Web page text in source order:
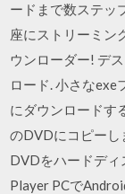
ードまで数ステッ
座にストリーミン
ウンローダー! デ
ロード. 小さなexe
にダウンロードす
のDVDにコピー
DVDをハードディ
Player PCで